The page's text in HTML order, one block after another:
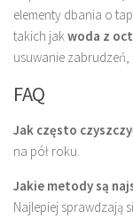
elementy dbania o
takich jak woda z
usuwanie zabrudzeń,
FAQ
Jak często
na pół roku.
Jakie metody są
Najlepiej sprawdzają